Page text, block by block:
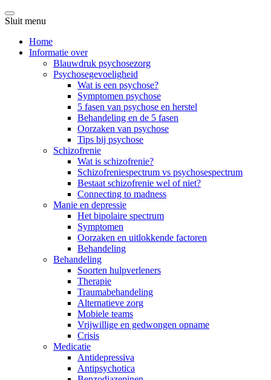
Sluit menu
Home
Informatie over
Blauwdruk psychosezorg
Psychosegevoeligheid
Wat is een psychose?
Symptomen psychose
5 fasen van psychose en herstel
Behandeling en de 5 fasen
Oorzaken van psychose
Tips bij psychose
Schizofrenie
Wat is schizofrenie?
Schizofreniespectrum vs psychosespectrum
Bestaat schizofrenie wel of niet?
Connecting to madness
Manie en depressie
Het bipolaire spectrum
Symptomen
Oorzaken en uitlokkende factoren
Behandeling
Behandeling
Soorten hulpverleners
Therapie
Traumabehandeling
Alternatieve zorg
Mobiele teams
Vrijwillige en gedwongen opname
Crisis
Medicatie
Antidepressiva
Antipsychotica